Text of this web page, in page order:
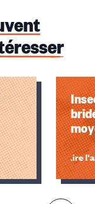
Lire